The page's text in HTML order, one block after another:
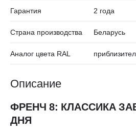
Гарантия 2 года
Страна производства Беларусь
Аналог цвета RAL
Описание
ФРЕНЧ 8: КЛАССИКА
ДНЯ